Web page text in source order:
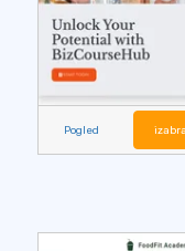
Pogled